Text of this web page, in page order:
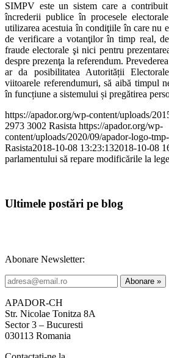
SIMPV este un sistem care a
încrederii publice în procesele
utilizarea acestuia în condiţiile în care nu
de verificare a votanţilor în timp real,
fraude electorale şi nici pentru
despre prezenţa la referendum.
ar da posibilitatea Autorității
viitoarele referendumuri, să aibă timpul
în funcțiune a sistemului și pregătirea
https://apador.org/wp-content/uploads/
2973 3002 Rasista https://apador.org/wp-
content/uploads/2020/09/apador-logo-
Rasista2018-10-08 13:23:132018-10-08
parlamentului să repare modificările la
Ultimele postări pe blog
Abonare Newsletter:
APADOR-CH
Str. Nicolae Tonitza 8A
Sector 3 – Bucuresti
030113 Romania